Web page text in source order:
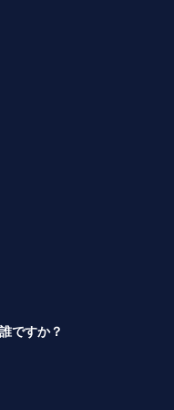
ですか？